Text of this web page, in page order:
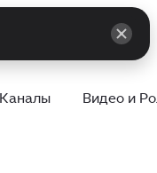
Каналы Видео и